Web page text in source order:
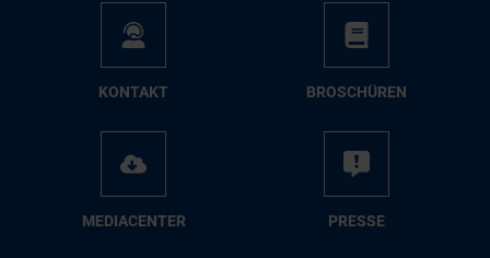
KON­TAKT BRO­SCHÜ­REN
ME­DIA­CEN­TER PRES­SE